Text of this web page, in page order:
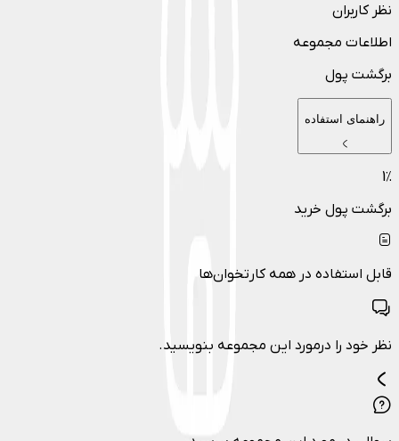
نظر کاربران
اطلاعات مجموعه
برگشت پول
راهنمای استفاده
1٪
برگشت پول خرید
قابل استفاده در همه کارتخوان‌ها
نظر خود را درمورد این مجموعه بنویسید.